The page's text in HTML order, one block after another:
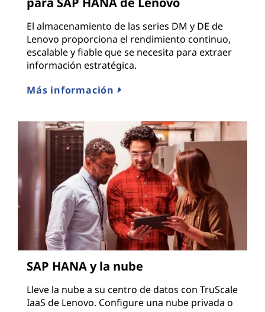
El almacenamiento de las series DM y DE de
Lenovo proporciona el rendimiento continuo,
escalable y fiable que se necesita para extraer
información estratégica.
Más información
SAP HANA y la nube
Lleve la nube a su centro de datos con TruScale
IaaS de Lenovo. Configure una nube privada o